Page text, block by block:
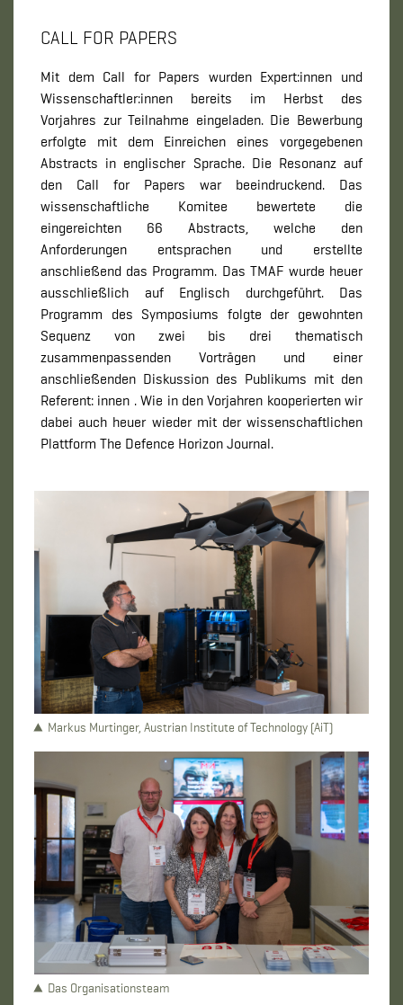
CALL FOR PAPERS
Mit dem Call for Papers wurden Expert:innen und
Wissenschaftler:innen bereits im Herbst des
Vorjahres zur Teilnahme eingeladen. Die Bewerbung
erfolgte mit dem Einreichen eines vorgegebenen
Abstracts in englischer Sprache. Die Resonanz auf
den Call for Papers war beeindruckend. Das
wissenschaftliche Komitee bewertete die
eingereichten 66 Abstracts, welche den
Anforderungen entsprachen und erstellte
anschließend das Programm. Das TMAF wurde heuer
ausschließlich auf Englisch durchgeführt. Das
Programm des Symposiums folgte der gewohnten
Sequenz von zwei bis drei thematisch
zusammenpassenden Vorträgen und einer
anschließenden Diskussion des Publikums mit den
Referent: innen . Wie in den Vorjahren kooperierten wir
dabei auch heuer wieder mit der wissenschaftlichen
Plattform The Defence Horizon Journal.
Markus Murtinger, Austrian Institute of Technology (AiT)
Das Organisationsteam